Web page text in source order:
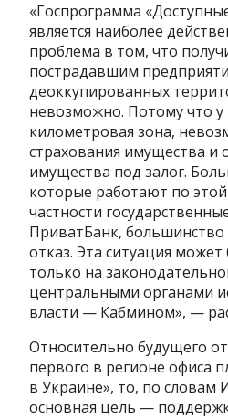
«Госпрограмма
является наиболее
проблема в том, что
пострадавшим
деоккупированных
невозможно. Потому что у
километровая зона,
страхования имущества и
имущества под залог.
которые работают по
частности
ПриватБанк,
отказ. Эта ситуация
только на
центральными органами
власти — Кабмином», —
Относительно будущего
первого в регионе офиса
в Украине», то, по словам
основная цель —